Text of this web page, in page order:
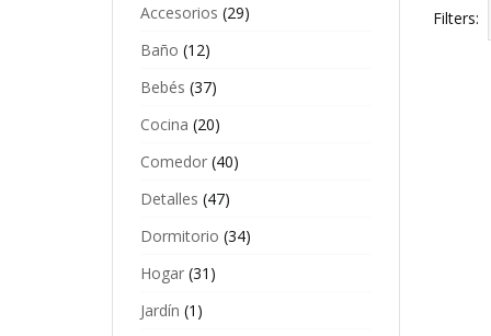
Filters:
Accesorios (29)
Baño (12)
Bebés (37)
Cocina (20)
Comedor (40)
Detalles (47)
Dormitorio (34)
Hogar (31)
Jardín (1)